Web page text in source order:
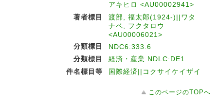
アキヒロ <AU00002941>
著者標目
渡部, 福太郎(1924-)||ワタ
ナベ, フクタロウ
<AU00006021>
分類標目
NDC6:333.6
分類標目
経済・産業 NDLC:DE1
件名標目等
国際経済||コクサイケイザイ
このページのTOPへ